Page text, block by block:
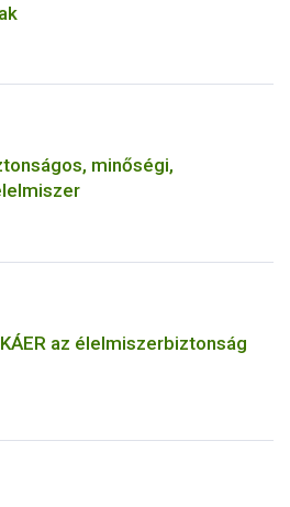
minőségi,
az élelmiszerbiztonság